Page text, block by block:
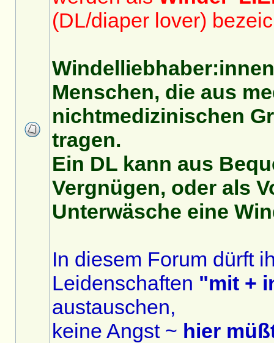
(DL/diaper lover)
Menschen, die aus
nichtmedizinischen
tragen.
Ein DL kann aus
Vergnügen, oder als
Unterwäsche eine
In diesem Forum dürft
Leidenschaften "mit +
austauschen,
keine Angst ~ hier